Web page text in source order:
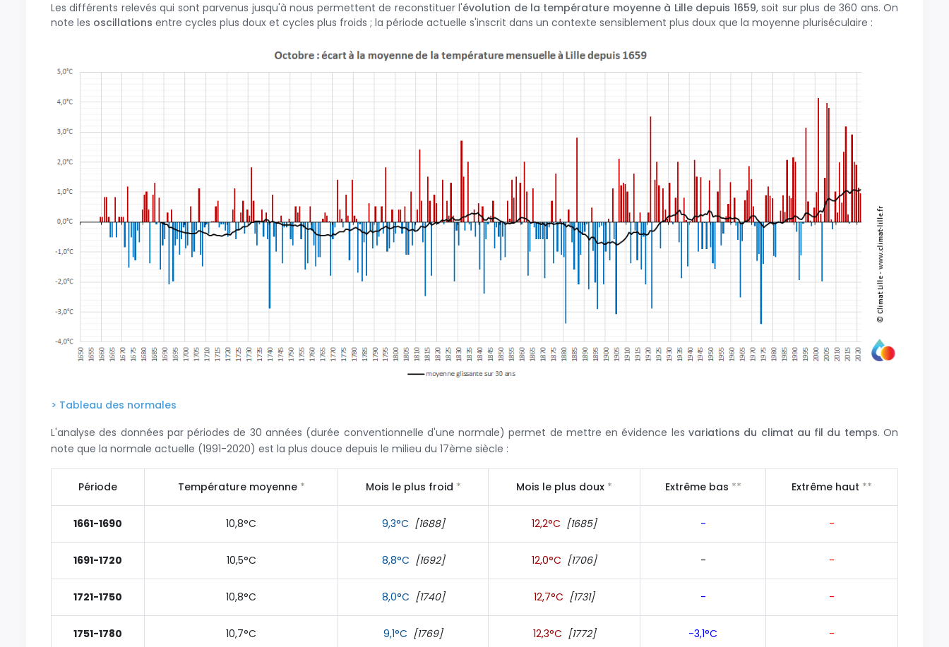
Les différents relevés qui sont parvenus jusqu'à nous permettent de reconstituer l'évolution de la température moyenne à Lille depuis 1659, soit sur plus de 360 ans. On
note les oscillations entre cycles plus doux et cycles plus froids ; la période actuelle s'inscrit dans un contexte sensiblement plus doux que la moyenne pluriséculaire :
> Tableau des normales
L'analyse des données par périodes de 30 années (durée conventionnelle d'une normale) permet de mettre en évidence lesvariations du climat au fil du temps. On
note que la normale actuelle (1991-2020) est la plus douce depuis le milieu du 17ème siècle :
Période Température moyenne * Mois le plus froid * Mois le plus doux * Extrême bas ** Extrême haut **
1661-1690 10,8°C 9,3°C [1688] 12,2°C [1685] - -
1691-1720 10,5°C 8,8°C [1692] 12,0°C [1706] - -
1721-1750 10,8°C 8,0°C [1740] 12,7°C [1731] - -
1751-1780 10,7°C 9,1°C [1769] 12,3°C [1772] -3,1°C -